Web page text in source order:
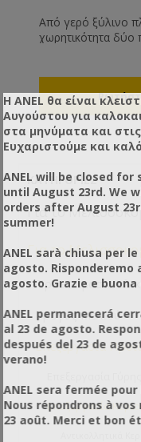
Από γερό ξύλινο
χωρητικότητα δύο
των πλαισίων να
ειδική έξοδο
σε ένα μικρό
τη μέθοδο είναι
περιστρεφόμενη
ΚΑΤΗΓΟΡΊΕΣ
Για το
Για το
Προετοιμασία
Τρύγος Μελιού
Επεξεργασία
Επεξεργασία
Η ANEL θα είναι
Αυγούστου για
στα μηνύματα και
Ευχαριστούμε και
ANEL will be closed
until August 23rd. We
orders after August
summer!
ANEL sarà chiusa per
agosto. Risponderemo
agosto. Grazie e
ANEL permanecerá
al 23 de agosto.
después del 23 de
verano!
ANEL sera fermée
Nous répondrons à
23 août. Merci et bon